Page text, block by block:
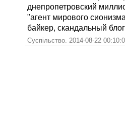
днепропетровский
"агент мирового
байкер, скандальный
Суспільство. 2014-08-22